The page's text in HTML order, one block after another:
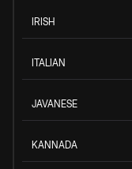
IRISH
ITALIAN
JAVANESE
KANNADA